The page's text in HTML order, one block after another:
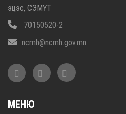
эцэс, СЭМҮТ
70150520-2
ncmh@ncmh.gov.mn
МЕНЮ